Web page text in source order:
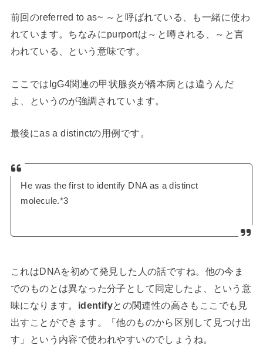
前回のreferred to as~ ～と呼ばれている、も一緒に使わ
れています。ちなみにpurportは～と噂される、～と言
われている、という意味です。
ここではIgG4関連の甲状腺炎が橋本病とは違うんだ
よ、というのが強調されています。
最後にas a distinctの用例です。
He was the first to identify DNA as a distinct
molecule.*3
これはDNAを初めて発見した人の話ですね。他の今ま
でのものとは異なった分子として同定したよ、という意
味になります。 identifyとの関連性の高さもここでも見
出すことができます。「他のものから区別して見つけ出
す」という内容で使われやすいのでしょうね。